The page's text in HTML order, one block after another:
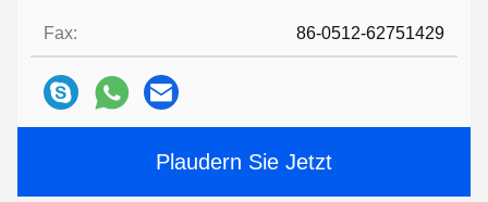
Fax: 86-0512-62751429
Plaudern Sie Jetzt